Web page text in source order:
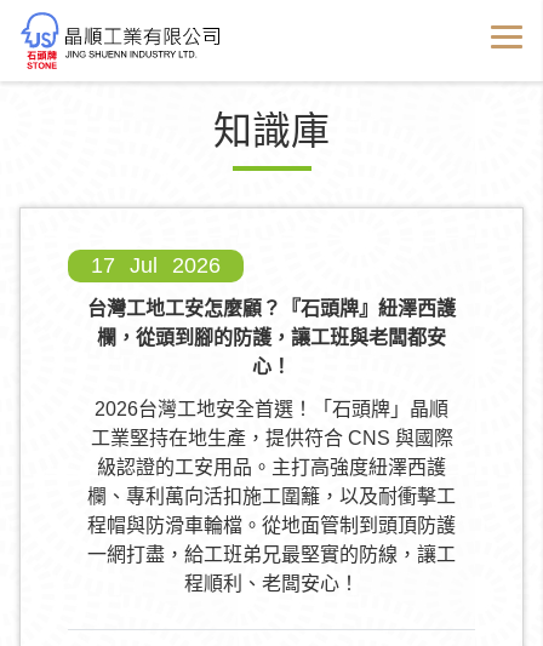
知識庫
17 Jul 2026
台灣工地工安怎麼顧？『石頭牌』紐澤西護
欄，從頭到腳的防護，讓工班與老闆都安
心！
2026台灣工地安全首選！「石頭牌」晶順
工業堅持在地生產，提供符合 CNS 與國際
級認證的工安用品。主打高強度紐澤西護
欄、專利萬向活扣施工圍籬，以及耐衝擊工
程帽與防滑車輪檔。從地面管制到頭頂防護
一網打盡，給工班弟兄最堅實的防線，讓工
程順利、老闆安心！